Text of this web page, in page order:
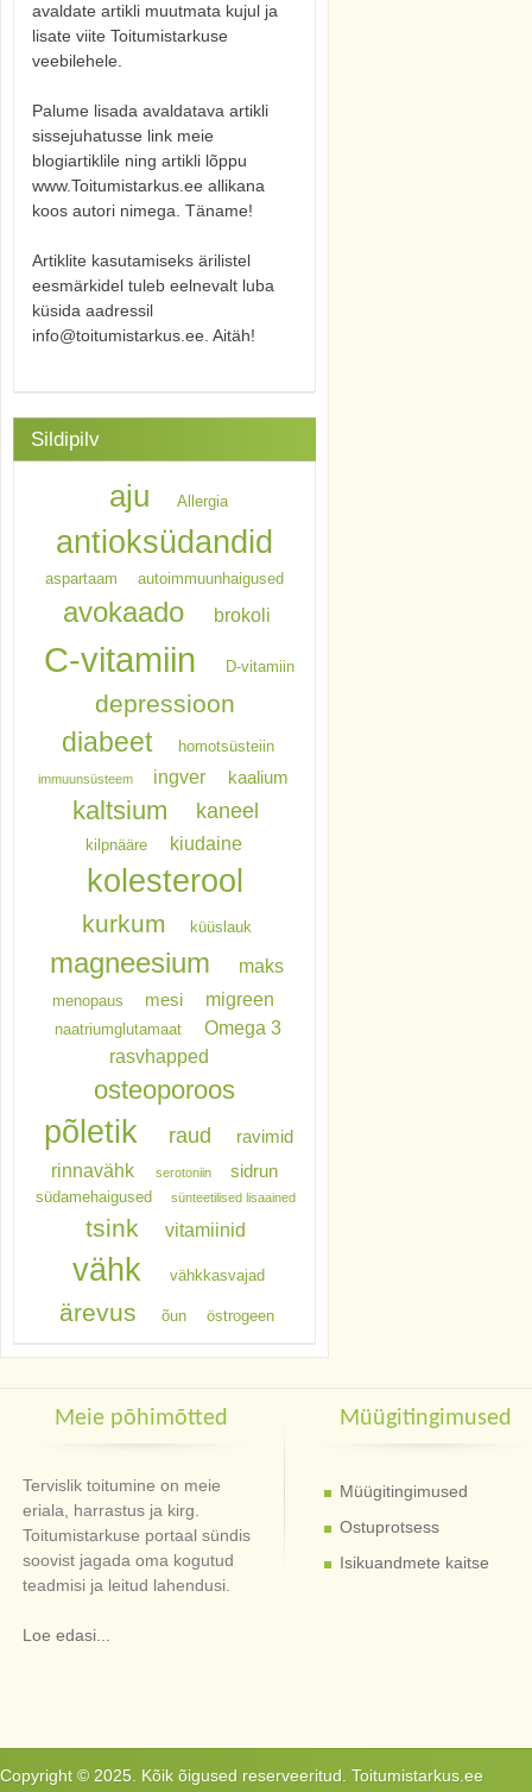
avaldate artikli muutmata kujul ja
lisate viite Toitumistarkuse
veebilehele.
Palume lisada avaldatava artikli
sissejuhatusse link meie
blogiartiklile ning artikli lõppu
www.Toitumistarkus.ee allikana
koos autori nimega. Täname!
Artiklite kasutamiseks ärilistel
eesmärkidel tuleb eelnevalt luba
küsida aadressil
info@toitumistarkus.ee. Aitäh!
Sildipilv
aju Allergia
antioksüdandid
aspartaam autoimmuunhaigused
avokaado brokoli
C-vitamiin D-vitamiin
depressioon
diabeet homotsüsteiin
immuunsüsteem ingver kaalium
kaltsium kaneel
kilpnääre kiudaine
kolesterool
kurkum küüslauk
magneesium maks
menopaus mesi migreen
naatriumglutamaat
Omega 3
rasvhapped
osteoporoos
põletik raud ravimid
rinnavähk serotoniin sidrun
südamehaigused sünteetilised lisaained
tsink vitamiinid
vähk vähkkasvajad
ärevus õun östrogeen
Meie põhimõtted
Tervislik toitumine on meie
eriala, harrastus ja kirg.
Toitumistarkuse portaal sündis
soovist jagada oma kogutud
teadmisi ja leitud lahendusi.
Loe edasi...
Müügitingimused
Müügitingimused
Ostuprotsess
Isikuandmete kaitse
Copyright © 2025. Kõik õigused reserveeritud. Toitumistarkus.ee